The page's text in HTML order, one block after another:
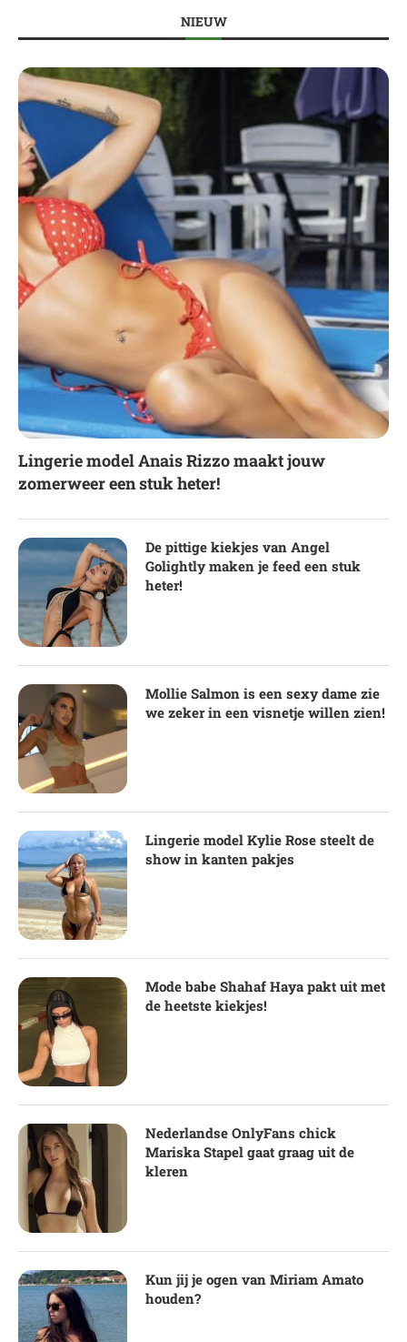
NIEUW
Lingerie model Anais Rizzo maakt jouw
zomerweer een stuk heter!
De pittige kiekjes van Angel
Golightly maken je feed een stuk
heter!
Mollie Salmon is een sexy dame zie
we zeker in een visnetje willen zien!
Lingerie model Kylie Rose steelt de
show in kanten pakjes
Mode babe Shahaf Haya pakt uit met
de heetste kiekjes!
Nederlandse OnlyFans chick
Mariska Stapel gaat graag uit de
kleren
Kun jij je ogen van Miriam Amato
houden?